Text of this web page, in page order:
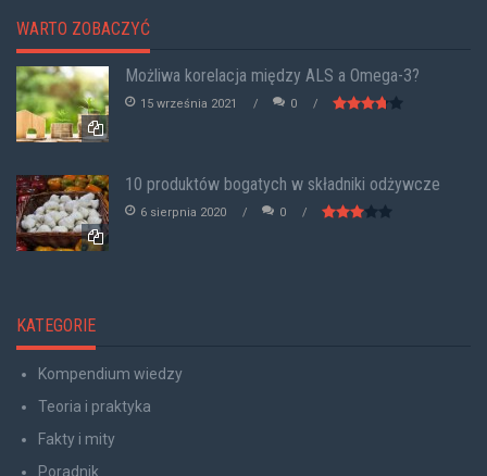
WARTO ZOBACZYĆ
Możliwa korelacja między ALS a Omega-3?
15 września 2021 0
10 produktów bogatych w składniki odżywcze
6 sierpnia 2020 0
KATEGORIE
Kompendium wiedzy
Teoria i praktyka
Fakty i mity
Poradnik